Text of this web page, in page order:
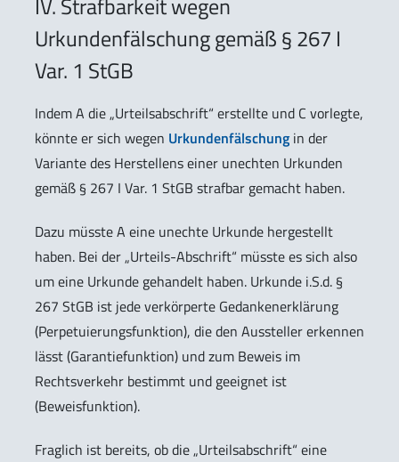
Urkundenfälschung gemäß § 267 I
Var. 1 StGB
Indem A die „Urteilsabschrift“ erstellte und C vorlegte,
könnte er sich wegen Urkundenfälschung in der
Variante des Herstellens einer unechten Urkunden
gemäß § 267 I Var. 1 StGB strafbar gemacht haben.
Dazu müsste A eine unechte Urkunde hergestellt
haben. Bei der „Urteils-Abschrift“ müsste es sich also
um eine Urkunde gehandelt haben. Urkunde i.S.d. §
267 StGB ist jede verkörperte Gedankenerklärung
(Perpetuierungsfunktion), die den Aussteller erkennen
lässt (Garantiefunktion) und zum Beweis im
Rechtsverkehr bestimmt und geeignet ist
(Beweisfunktion).
Fraglich ist bereits, ob die „Urteilsabschrift“ eine